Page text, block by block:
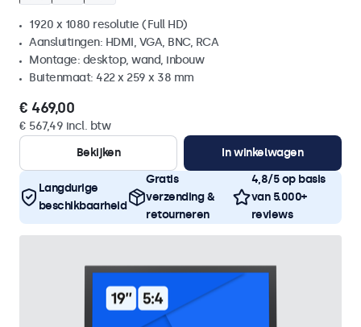
1920 x 1080 resolutie (Full HD)
Aansluitingen: HDMI, VGA, BNC, RCA
Montage: desktop, wand, inbouw
Buitenmaat: 422 x 259 x 38 mm
€ 469,00
€ 567,49 incl. btw
Bekijken
In winkelwagen
Langdurige
beschikbaarheid
Gratis
verzending &
retourneren
4,8/5 op basis
van 5.000+
reviews